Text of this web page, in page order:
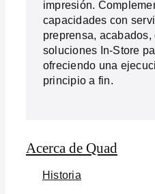
impresión.
capacidades con
preprensa,
soluciones In-Store
ofreciendo una
principio a fin.
Acerca de Quad
Historia